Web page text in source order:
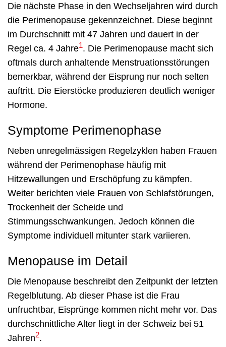
Die nächste Phase in den Wechseljahren wird durch
die Perimenopause gekennzeichnet. Diese beginnt
im Durchschnitt mit 47 Jahren und dauert in der
Regel ca. 4 Jahre1. Die Perimenopause macht sich
oftmals durch anhaltende Menstruationsstörungen
bemerkbar, während der Eisprung nur noch selten
auftritt. Die Eierstöcke produzieren deutlich weniger
Hormone.
Symptome Perimenophase
Neben unregelmässigen Regelzyklen haben Frauen
während der Perimenophase häufig mit
Hitzewallungen und Erschöpfung zu kämpfen.
Weiter berichten viele Frauen von Schlafstörungen,
Trockenheit der Scheide und
Stimmungsschwankungen. Jedoch können die
Symptome individuell mitunter stark variieren.
Menopause im Detail
Die Menopause beschreibt den Zeitpunkt der letzten
Regelblutung. Ab dieser Phase ist die Frau
unfruchtbar, Eisprünge kommen nicht mehr vor. Das
durchschnittliche Alter liegt in der Schweiz bei 51
Jahren2.